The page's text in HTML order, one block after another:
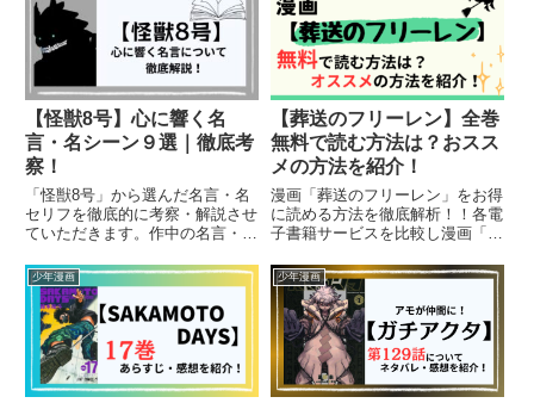
おられたのかもしれません。冒頭
は「ねえ、この世で最も黒い絵
っ...
【怪獣8号】心に響く名
言・名シーン９選｜徹底考
察！
「怪獣8号」から選んだ名言・名
セリフを徹底的に考察・解説させ
ていただきます。作中の名言・名
せられるものばかりです。登場人
物の発言の意図を読み取り、詳し
く解説します。
【葬送のフリーレン】全巻
無料で読む方法は？おスス
メの方法を紹介！
漫画「葬送のフリーレン」をお得
に読める方法を徹底解析！！各電
子書籍サービスを比較し漫画「葬
てオススメの方法を紹介します！
少年漫画 少年漫画